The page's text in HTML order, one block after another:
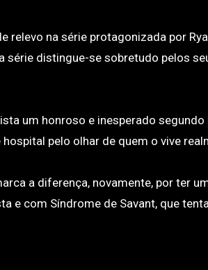
relevo na série protagonizada por
distingue-se sobretudo pelos
um honroso e inesperado segundo
pelo olhar de quem o vive
a diferença, novamente, por ter
e com Síndrome de Savant, que